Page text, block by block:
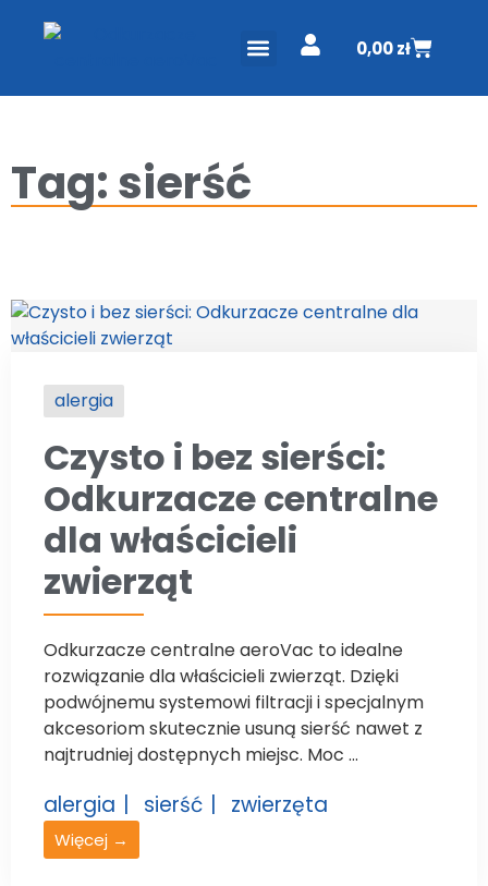
0,00zł
Tag: sierść
alergia
Czysto i bez sierści:
Odkurzacze centralne
dla właścicieli
zwierząt
Odkurzacze centralne aeroVac to idealne
rozwiązanie dla właścicieli zwierząt. Dzięki
podwójnemu systemowi filtracji i specjalnym
akcesoriom skutecznie usuną sierść nawet z
najtrudniej dostępnych miejsc. Moc ...
alergia sierść zwierzęta
Więcej →